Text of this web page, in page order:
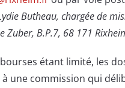
Butheau, chargée de
Zuber, B.P.7, 68 171
étant limité, les
une commission qui